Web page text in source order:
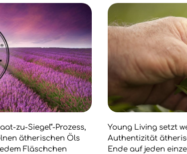
zu-Siegel“-Prozess,
ätherischen Öls
Fläschchen
Young Living setzt
Authentizität
Ende auf jeden